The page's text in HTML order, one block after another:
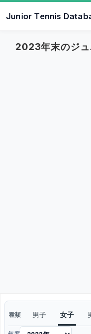
Junior Tennis
2023年末のジ
種類 男子 女子